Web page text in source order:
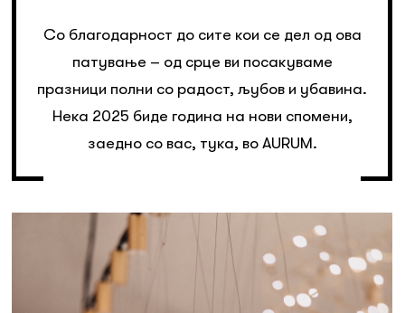
Со благодарност до сите кои се дел од ова
патување – од срце ви посакуваме
празници полни со радост, љубов и убавина.
Нека 2025 биде година на нови спомени,
заедно со вас, тука, во AURUM.